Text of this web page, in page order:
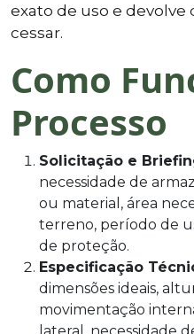
exato de uso e devolve
cessar.
Como
Processo
Solicitação e
necessidade de
ou material, área
terreno, período de
de proteção.
Especificação
dimensões ideais,
movimentação
lateral, necessidade